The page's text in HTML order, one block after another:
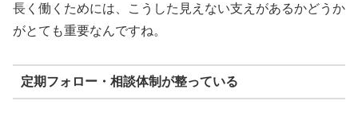
長く働くためには、こうした見えない支えがあるかどうか
がとても重要なんですね。
定期フォロー・相談体制が整っている